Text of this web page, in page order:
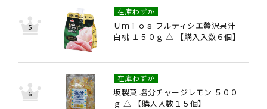
Ｕｍｉｏｓ フルティシエ贅沢果汁
白桃 １５０ｇ △ 【購入入数６個】
在庫わずか
坂製菓 塩分チャージレモン ５００
ｇ △ 【購入入数１５個】
在庫わずか